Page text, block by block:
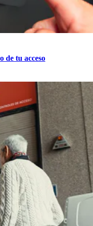
de tu acceso